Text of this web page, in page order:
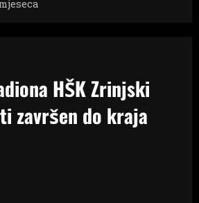
HŠK Zrinjski
završen do kraja